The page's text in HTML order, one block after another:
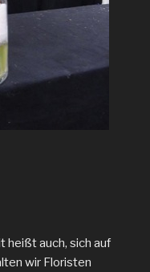
heißt auch, sich auf
wir Floristen